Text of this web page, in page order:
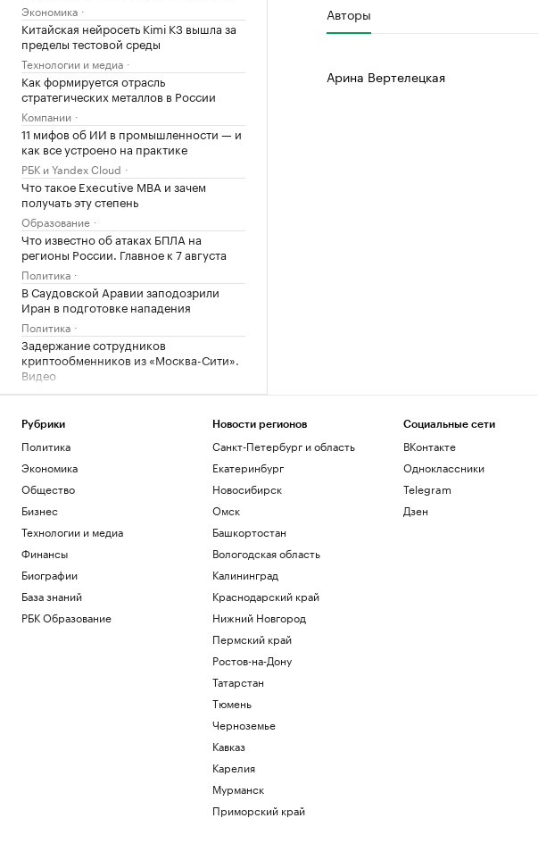
Экономика
Китайская нейросеть Kimi K3 вышла за
пределы тестовой среды
Технологии и медиа
Как формируется отрасль
стратегических металлов в России
Компании
11 мифов об ИИ в промышленности — и
как все устроено на практике
РБК и Yandex Cloud
Что такое Executive MBA и зачем
получать эту степень
Образование
Что известно об атаках БПЛА на
регионы России. Главное к 7 августа
Политика
В Саудовской Аравии заподозрили
Иран в подготовке нападения
Политика
Задержание сотрудников
криптообменников из «Москва-Сити».
Видео
Общество
здоровьем и впечатлениями
Life
WSJ рассказала, как утечки о нехватке
Политика
Глава Тувы Ховалыг включил Нарусову в
список кандидатов в Совет Федерации
Политика
В США отложили принятие закона о
крипторынке CLARITY Act до осени
Крипто
Сочи принял более 4 млн туристов с
Авторы
Арина Вертелецкая
Рубрики
Политика
Экономика
Общество
Бизнес
Технологии и медиа
Финансы
Биографии
База знаний
РБК Образование
Новости регионов
Санкт-Петербург и область
Екатеринбург
Новосибирск
Омск
Башкортостан
Вологодская область
Калининград
Краснодарский край
Нижний Новгород
Пермский край
Ростов-на-Дону
Татарстан
Тюмень
Черноземье
Кавказ
Карелия
Мурманск
Приморский край
Социальные сети
ВКонтакте
Одноклассники
Telegram
Дзен